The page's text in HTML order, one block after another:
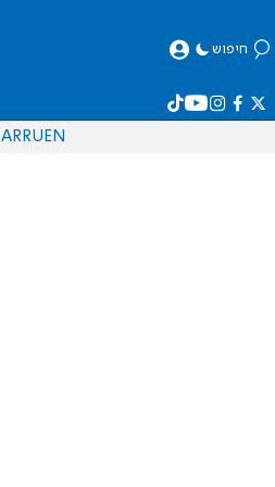
חיפוש
EN
RU
AR